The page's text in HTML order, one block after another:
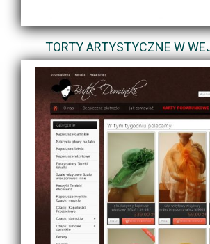
TORTY ARTYSTYCZNE W